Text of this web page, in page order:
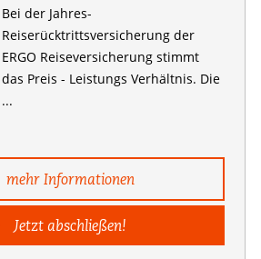
Bei der Jahres-
Reiserücktrittsversicherung der
ERGO Reiseversicherung stimmt
das Preis - Leistungs Verhältnis. Die
...
mehr Informationen
Jetzt abschließen!